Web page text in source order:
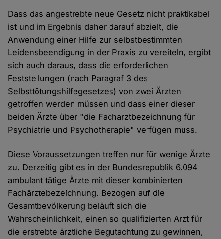
Dass das angestrebte neue Gesetz nicht praktikabel
ist und im Ergebnis daher darauf abzielt, die
Anwendung einer Hilfe zur selbstbestimmten
Leidensbeendigung in der Praxis zu vereiteln, ergibt
sich auch daraus, dass die erforderlichen
Feststellungen (nach Paragraf 3 des
Selbsttötungshilfegesetzes) von zwei Ärzten
getroffen werden müssen und dass einer dieser
beiden Ärzte über "die Facharztbezeichnung für
Psychiatrie und Psychotherapie" verfügen muss.
Diese Voraussetzungen treffen nur für wenige Ärzte
zu. Derzeitig gibt es in der Bundesrepublik 6.094
ambulant tätige Ärzte mit dieser kombinierten
Fachärztebezeichnung. Bezogen auf die
Gesamtbevölkerung beläuft sich die
Wahrscheinlichkeit, einen so qualifizierten Arzt für
die erstrebte ärztliche Begutachtung zu gewinnen,